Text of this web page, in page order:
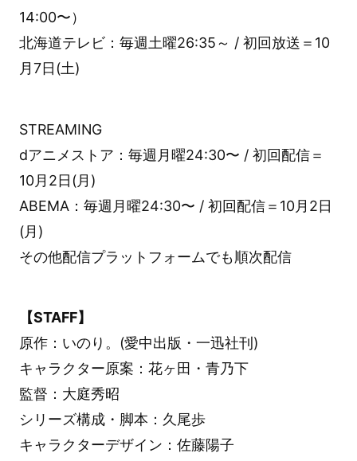
14:00〜）
北海道テレビ：毎週土曜26:35～ / 初回放送＝10
月7日(土)
STREAMING
dアニメストア：毎週月曜24:30〜 / 初回配信＝
10月2日(月)
ABEMA：毎週月曜24:30〜 / 初回配信＝10月2日
(月)
その他配信プラットフォームでも順次配信
【STAFF】
原作：いのり。(愛中出版・一迅社刊)
キャラクター原案：花ヶ田・青乃下
監督：大庭秀昭
シリーズ構成・脚本：久尾歩
キャラクターデザイン：佐藤陽子